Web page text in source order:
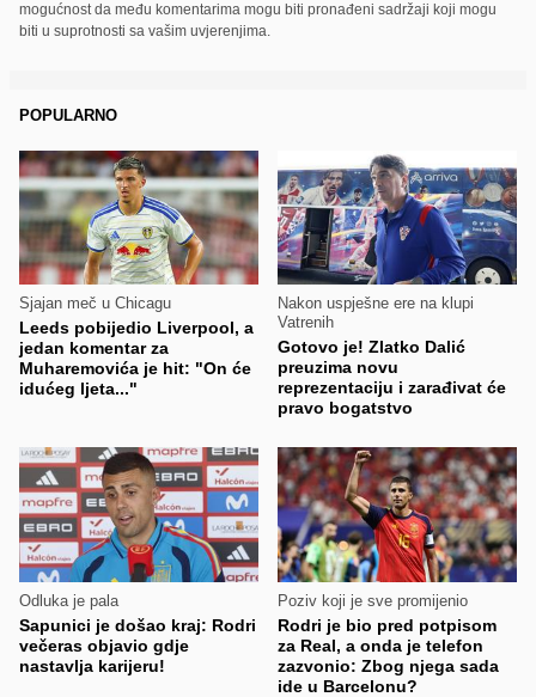
mogućnost da među komentarima mogu biti pronađeni sadržaji koji mogu
biti u suprotnosti sa vašim uvjerenjima.
POPULARNO
Sjajan meč u Chicagu
Leeds pobijedio Liverpool, a
jedan komentar za
Muharemovića je hit: "On će
idućeg ljeta..."
Nakon uspješne ere na klupi
Vatrenih
Gotovo je! Zlatko Dalić
preuzima novu
reprezentaciju i zarađivat će
pravo bogatstvo
Odluka je pala
Sapunici je došao kraj: Rodri
večeras objavio gdje
nastavlja karijeru!
Poziv koji je sve promijenio
Rodri je bio pred potpisom
za Real, a onda je telefon
zazvonio: Zbog njega sada
ide u Barcelonu?